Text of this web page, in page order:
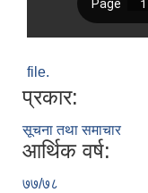
file.
प्रकार:
सूचना तथा समाचार
आर्थिक वर्ष:
७७/७८